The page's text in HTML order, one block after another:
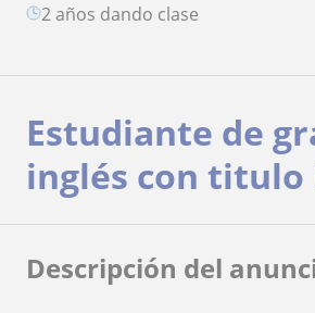
2 años dando clase
Estudiante de
inglés con titulo
Descripción del